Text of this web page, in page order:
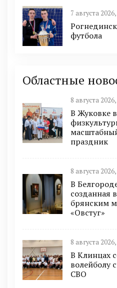
7 августа
футбола
Областные
8 августа
В Жуковке
праздник
8 августа
В
созданная
брянским
«Овстуг»
8 августа
В Клинцах
волейболу
СВО